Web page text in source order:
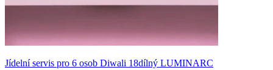
Jídelní servis pro 6 osob Diwali 18dílný LUMINARC